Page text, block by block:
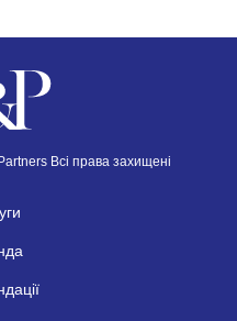
Всі права захищені